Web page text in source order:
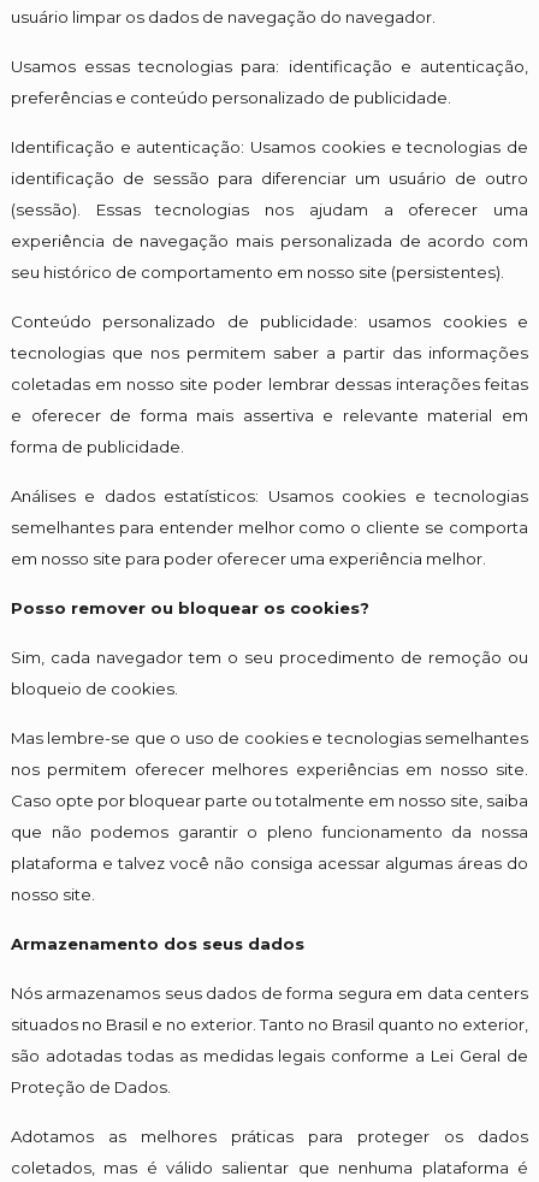
usuário limpar os dados de navegação do navegador.
Usamos essas tecnologias para: identificação e autenticação,
preferências e conteúdo personalizado de publicidade.
Identificação e autenticação: Usamos cookies e tecnologias de
identificação de sessão para diferenciar um usuário de outro
(sessão). Essas tecnologias nos ajudam a oferecer uma
experiência de navegação mais personalizada de acordo com
seu histórico de comportamento em nosso site (persistentes).
Conteúdo personalizado de publicidade: usamos cookies e
tecnologias que nos permitem saber a partir das informações
coletadas em nosso site poder lembrar dessas interações feitas
e oferecer de forma mais assertiva e relevante material em
forma de publicidade.
Análises e dados estatísticos: Usamos cookies e tecnologias
semelhantes para entender melhor como o cliente se comporta
em nosso site para poder oferecer uma experiência melhor.
Posso remover ou bloquear os cookies?
Sim, cada navegador tem o seu procedimento de remoção ou
bloqueio de cookies.
Mas lembre-se que o uso de cookies e tecnologias semelhantes
nos permitem oferecer melhores experiências em nosso site.
Caso opte por bloquear parte ou totalmente em nosso site, saiba
que não podemos garantir o pleno funcionamento da nossa
plataforma e talvez você não consiga acessar algumas áreas do
nosso site.
Armazenamento dos seus dados
Nós armazenamos seus dados de forma segura em data centers
situados no Brasil e no exterior. Tanto no Brasil quanto no exterior,
são adotadas todas as medidas legais conforme a Lei Geral de
Proteção de Dados.
Adotamos as melhores práticas para proteger os dados
coletados, mas é válido salientar que nenhuma plataforma é